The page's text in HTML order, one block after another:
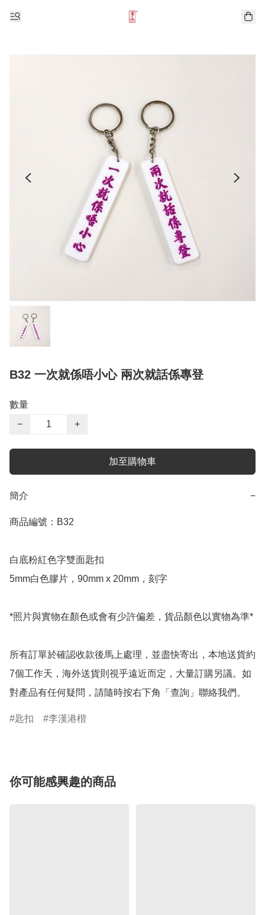
B32 一次就係唔小心 兩次就話係專登
數量
−
+
加至購物車
簡介 −
商品編號：B32
白底粉紅色字雙面匙扣
5mm白色膠片，90mm x 20mm，刻字
*照片與實物在顏色或會有少許偏差，貨品顏色以實物為準*
所有訂單於確認收款後馬上處理，並盡快寄出，本地送貨約
7個工作天，海外送貨則視乎遠近而定，大量訂購另議。如
對產品有任何疑問，請隨時按右下角「查詢」聯絡我們。
匙扣 李漢港楷
你可能感興趣的商品